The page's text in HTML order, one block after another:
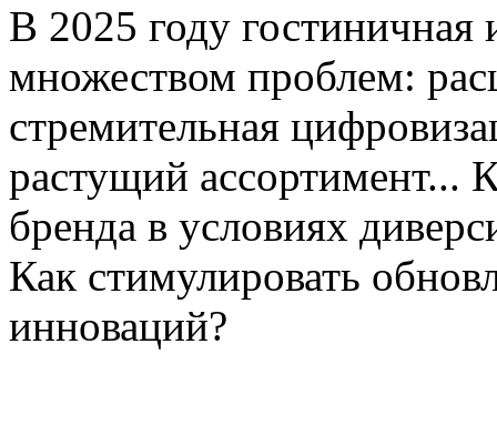
В 2025 году гостиничная
множеством проблем:
стремительная
растущий ассортимент...
бренда в условиях
Как стимулировать
инноваций?